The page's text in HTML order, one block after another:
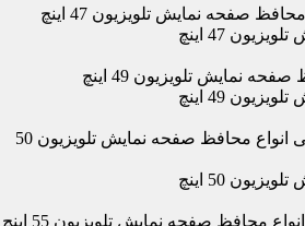
صفحه نمایش تلویزیون 47 اینچ
47 اینچ
نمایش تلویزیون 49 اینچ
49 اینچ
قیمت و خرید اینترنتی انواع محافظ صفحه نمایش تلویزیون 50
50 اینچ
محافظ صفحه نمایش تلویزیون 55 اینچ